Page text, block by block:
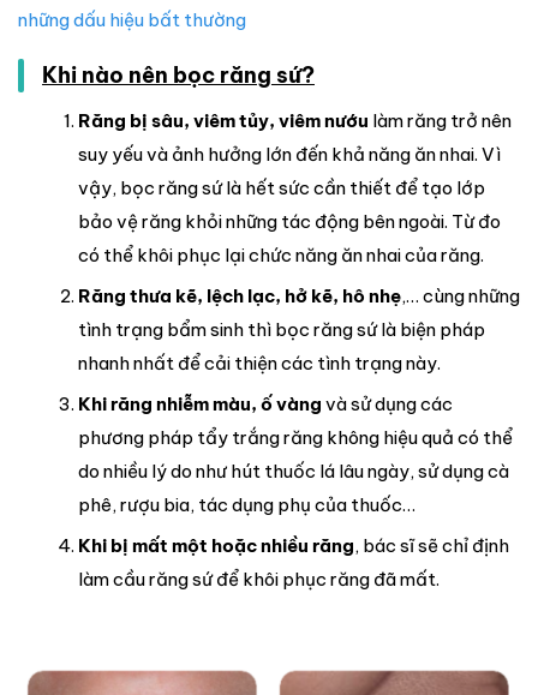
những dấu hiệu bất thường
Khi nào nên bọc răng sứ?
Răng bị sâu, viêm tủy, viêm nướu làm răng trở nên
suy yếu và ảnh hưởng lớn đến khả năng ăn nhai. Vì
vậy, bọc răng sứ là hết sức cần thiết để tạo lớp
bảo vệ răng khỏi những tác động bên ngoài. Từ đo
có thể khôi phục lại chức năng ăn nhai của răng.
Răng thưa kẽ, lệch lạc, hở kẽ, hô nhẹ,… cùng những
tình trạng bẩm sinh thì bọc răng sứ là biện pháp
nhanh nhất để cải thiện các tình trạng này.
Khi răng nhiễm màu, ố vàng và sử dụng các
phương pháp tẩy trắng răng không hiệu quả có thể
do nhiều lý do như hút thuốc lá lâu ngày, sử dụng cà
phê, rượu bia, tác dụng phụ của thuốc…
Khi bị mất một hoặc nhiều răng, bác sĩ sẽ chỉ định
làm cầu răng sứ để khôi phục răng đã mất.